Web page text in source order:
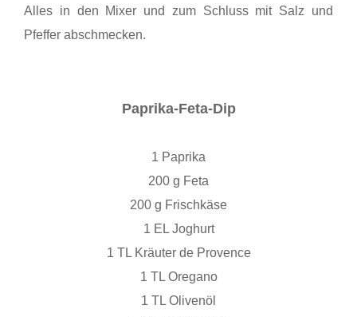
Alles in den Mixer und zum Schluss mit Salz und
Pfeffer abschmecken.
Paprika-Feta-Dip
1 Paprika
200 g Feta
200 g Frischkäse
1 EL Joghurt
1 TL Kräuter de Provence
1 TL Oregano
1 TL Olivenöl